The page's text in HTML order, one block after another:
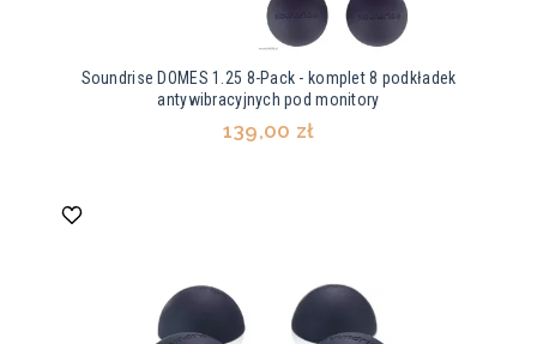
Soundrise DOMES 1.25 8-Pack - komplet 8 podkładek
antywibracyjnych pod monitory
139,00 zł